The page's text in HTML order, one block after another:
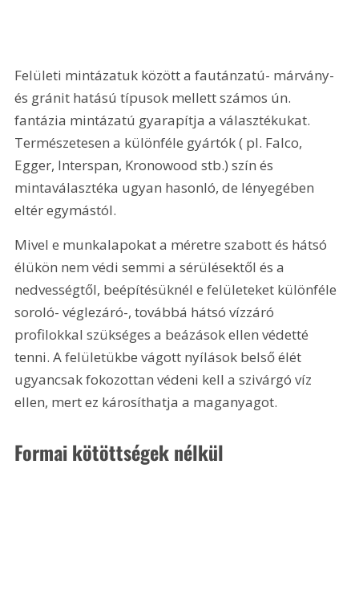
Felületi mintázatuk között a fautánzatú- márvány-
és gránit hatású típusok mellett számos ún.
fantázia mintázatú gyarapítja a választékukat.
Természetesen a különféle gyártók ( pl. Falco,
Egger, Interspan, Kronowood stb.) szín és
mintaválasztéka ugyan hasonló, de lényegében
eltér egymástól.
Mivel e munkalapokat a méretre szabott és hátsó
élükön nem védi semmi a sérülésektől és a
nedvességtől, beépítésüknél e felületeket különféle
soroló- véglezáró-, továbbá hátsó vízzáró
profilokkal szükséges a beázások ellen védetté
tenni. A felületükbe vágott nyílások belső élét
ugyancsak fokozottan védeni kell a szivárgó víz
ellen, mert ez károsíthatja a maganyagot.
Formai kötöttségek nélkül